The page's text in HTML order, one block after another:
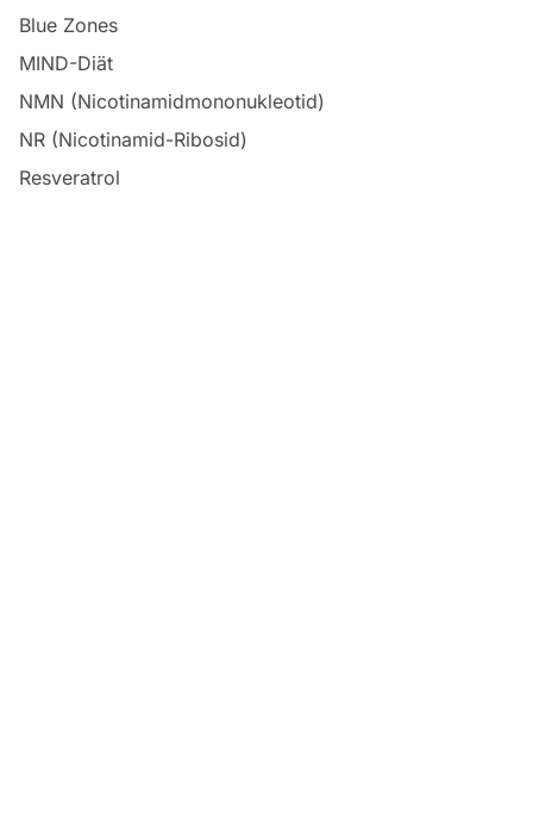
Blue Zones
MIND-Diät
NMN (Nicotinamidmononukleotid)
NR (Nicotinamid-Ribosid)
Resveratrol